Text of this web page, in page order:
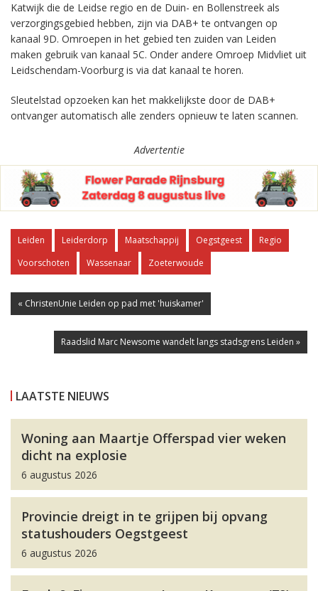
Katwijk die de Leidse regio en de Duin- en Bollenstreek als
verzorgingsgebied hebben, zijn via DAB+ te ontvangen op
kanaal 9D. Omroepen in het gebied ten zuiden van Leiden
maken gebruik van kanaal 5C. Onder andere Omroep Midvliet uit
Leidschendam-Voorburg is via dat kanaal te horen.
Sleutelstad opzoeken kan het makkelijkste door de DAB+
ontvanger automatisch alle zenders opnieuw te laten scannen.
Advertentie
Leiden Leiderdorp Maatschappij Oegstgeest
Regio
Voorschoten
Wassenaar Zoeterwoude
« ChristenUnie Leiden op pad met 'huiskamer'
Raadslid Marc Newsome wandelt langs stadsgrens Leiden »
LAATSTE NIEUWS
Woning aan Maartje Offerspad vier weken
dicht na explosie
6 augustus 2026
Provincie dreigt in te grijpen bij opvang
statushouders Oegstgeest
6 augustus 2026